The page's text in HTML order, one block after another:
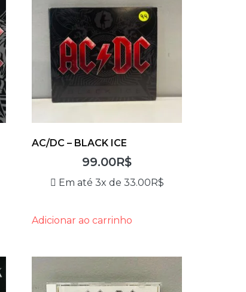
AC/DC – BLACK ICE
99.00R$
Em até 3x de 33.00 R$
Adicionar ao carrinho